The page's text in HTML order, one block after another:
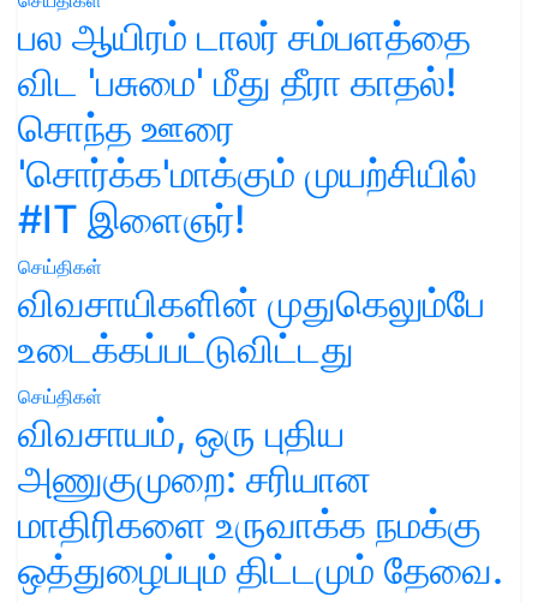
பல ஆயிரம் டாலர் சம்பளத்தை
விட 'பசுமை' மீது தீரா காதல்!
சொந்த ஊரை
'சொர்க்க'மாக்கும் முயற்சியில்
#IT இளைஞர்!
செய்திகள்
விவசாயிகளின் முதுகெலும்பே
உடைக்கப்பட்டுவிட்டது
செய்திகள்
விவசாயம், ஒரு புதிய
அணுகுமுறை: சரியான
மாதிரிகளை உருவாக்க நமக்கு
ஒத்துழைப்பும் திட்டமும் தேவை.